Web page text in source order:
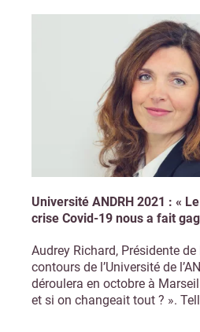
Université ANDRH 2021 : «
crise Covid-19 nous a fait
Audrey Richard, Présidente de
contours de l’Université de
déroulera en octobre à
et si on changeait tout ? ».